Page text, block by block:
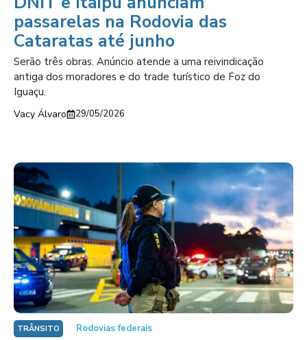
passarelas na Rodovia das
Cataratas até junho
Serão três obras. Anúncio atende a uma reivindicação
antiga dos moradores e do trade turístico de Foz do
Iguaçu.
Vacy Álvaro 29/05/2026
TRÂNSITO Rodovias federais